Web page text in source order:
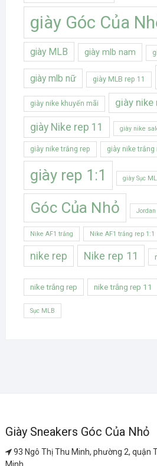
giày Góc Của
giày MLB giày mlb nam
giày mlb nữ giày MLB rep 11
giày nike khuyến mãi giày nike
giày Nike rep 11 giày nike
giày nike trắng rep giày nike trắng
giày rep 1:1 giày Sục
Góc Của Nhỏ Jordan
Nike AF1 trắng Nike AF1 trắng rep 1:1
nike rep Nike rep 11
nike trắng rep nike trắng rep 11
Sục MLB
Giày Sneakers Góc Của Nhỏ
93 Ngô Thị Thu Minh, phường 2, quận